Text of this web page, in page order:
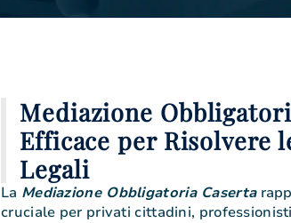
Mediazione
Efficace per Risolvere
Legali
La Mediazione Obbligatoria Caserta
cruciale per privati cittadini,